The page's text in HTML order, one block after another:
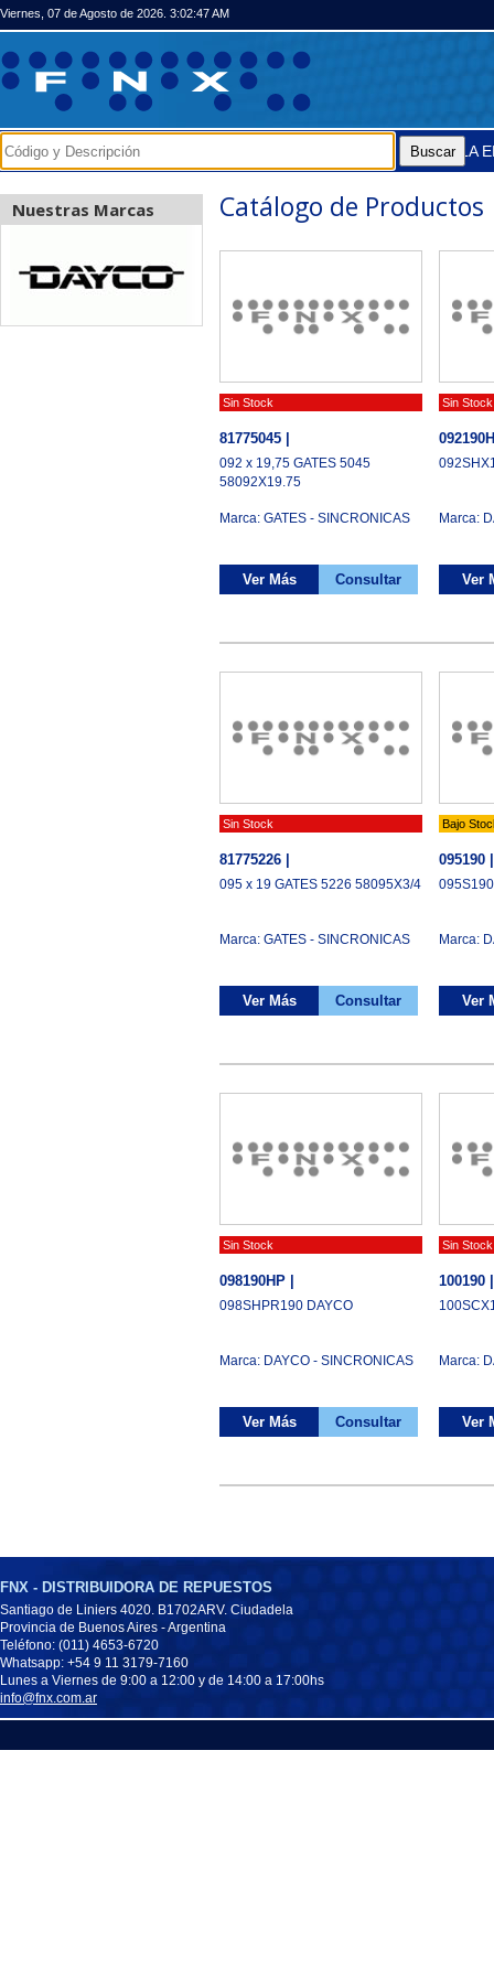
Viernes, 07 de Agosto de 2026. 3:02:47 AM
LA
Nuestras Marcas Catálogo de Productos
Sin Stock
81775045 |
092 x 19,75 GATES 5045
58092X19.75
Marca: GATES - SINCRONICAS
Ver Más Consultar
Sin Stock
Marca:
Ver
Sin Stock
81775226 |
095 x 19 GATES 5226 58095X3/4
Marca: GATES - SINCRONICAS
Ver Más Consultar
Bajo
095190 |
Marca:
Ver
Sin Stock
098190HP |
098SHPR190 DAYCO
Marca: DAYCO - SINCRONICAS
Ver Más Consultar
Sin Stock
100190 |
Marca:
Ver
FNX - DISTRIBUIDORA DE REPUESTOS
Santiago de Liniers 4020. B1702ARV. Ciudadela
Provincia de Buenos Aires - Argentina
Teléfono: (011) 4653-6720
Whatsapp: +54 9 11 3179-7160
Lunes a Viernes de 9:00 a 12:00 y de 14:00 a 17:00hs
info@fnx.com.ar